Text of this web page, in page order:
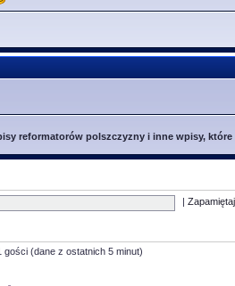
reformatorów polszczyzny i inne wpisy, które
|
(dane z ostatnich 5 minut)